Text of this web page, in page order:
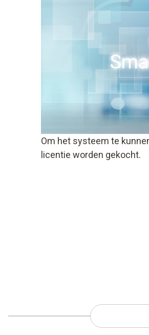
Om het systeem te
licentie worden gekocht.